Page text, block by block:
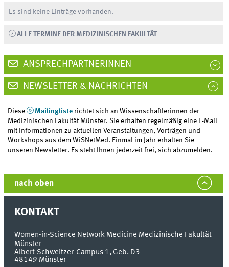
Es sind keine Einträge vorhanden.
ALLE TERMINE DER MEDIZINISCHEN FAKULTÄT
ANSPRECHPARTNERINNEN
NEWSLETTER & NACHRICHTEN
Diese Mailinglisterichtet sich an Wissenschaftlerinnen der
Medizinischen Fakultät Münster. Sie erhalten regelmäßig eine E-Mail
mit Informationen zu aktuellen Veranstaltungen, Vorträgen und
Workshops aus dem WiSNetMed. Einmal im Jahr erhalten Sie
unseren Newsletter. Es steht Ihnen jederzeit frei, sich abzumelden.
nach oben
KONTAKT
Women-in-Science Network Medicine Medizinische Fakultät
Münster
Albert-Schweitzer-Campus 1, Geb. D3
48149 Münster